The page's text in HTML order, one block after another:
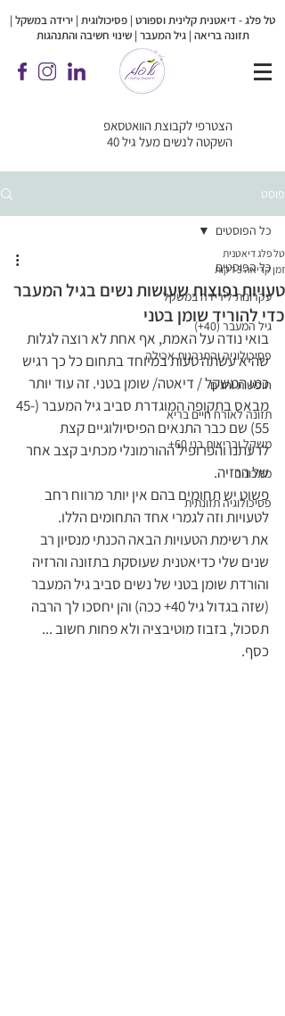
טל פלג - דיאטנית קלינית וספורט | פסיכולוגית | ירידה במשקל |
תזונה בריאה | גיל המעבר | שינוי חשיבה והתנהגות
הצטרפי לקבוצת הוואטסאפ
השקטה לנשים מעל גיל 40
פוסט
כל הפוסטים
עקרונות לירידה במשקל
גיל המעבר (40+)
פסיכולוגיה והתנהגות אכילה
חופשות וחגים
תזונה לאורח חיים בריא
משקל ובריאות בני 60+
מתכונים
פסיכולוגיה תזונתית
כל הפוסטים
טעויות נפוצות שעושות נשים בגיל המעבר
כדי להוריד שומן בטני
טל פלג דיאטנית
זמן קריאה 3 דקות
בואי נודה על האמת, אף אחת לא רוצה לגלות
שהיא עשתה טעות במיוחד בתחום כל כך רגיש
כמו המשקל / דיאטה/ שומן בטני. זה עוד יותר
מבאס בתקופה המוגדרת סביב גיל המעבר (45-
55) שם כבר התנאים הפיסיולוגיים קצת
לרעתנו והפרופיל ההורמונלי מכתיב קצב אחר
של הרזיה.
פשוט יש תחומים בהם אין יותר מרווח רחב
לטעויות וזה לגמרי אחד התחומים הללו.
את רשימת הטעויות הבאה הכנתי מנסיון רב
שנים שלי כדיאטנית שעוסקת בתזונה והרזיה
והורדת שומן בטני של נשים סביב גיל המעבר
(שזה בגדול גיל 40+ ככה) והן יחסכו לך הרבה
תסכול, בזבוז מוטיבציה ולא פחות חשוב ...
כסף.